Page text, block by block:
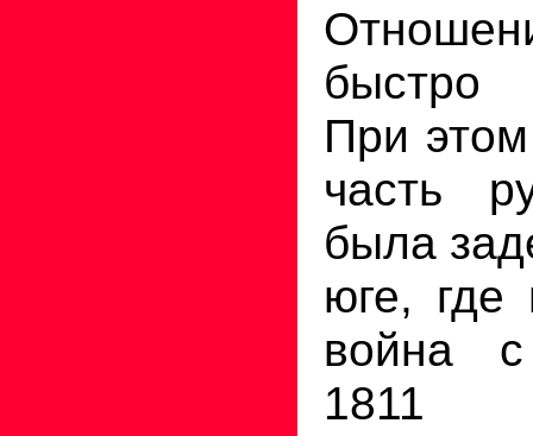
быстро
При
часть
была
юге, где
война
1811